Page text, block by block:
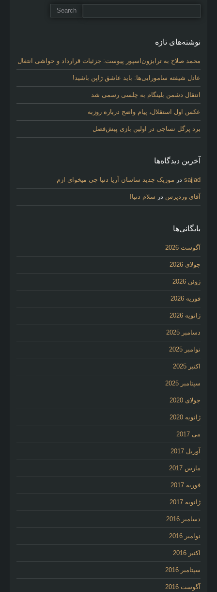
نوشته‌های تازه
محمد صلاح به ترابزون‌اسپور پیوست: جزئیات قرارداد و حواشی انتقال
عادل شیفته سامورایی‌ها: باید عاشق ژاپن باشید!
انتقال دشمن بلینگام به چلسی رسمی شد
عکس اول استقلال، پیام واضح درباره روزبه
برد پرگل نساجی در اولین بازی پیش‌فصل
آخرین دیدگاه‌ها
sajjad در موزیک جدید ساسان آریا دنیا چی میخوای ازم
آقای وردپرس در سلام دنیا!
بایگانی‌ها
آگوست 2026
جولای 2026
ژوئن 2026
فوریه 2026
ژانویه 2026
دسامبر 2025
نوامبر 2025
اکتبر 2025
سپتامبر 2025
جولای 2020
ژانویه 2020
می 2017
آوریل 2017
مارس 2017
فوریه 2017
ژانویه 2017
دسامبر 2016
نوامبر 2016
اکتبر 2016
سپتامبر 2016
آگوست 2016